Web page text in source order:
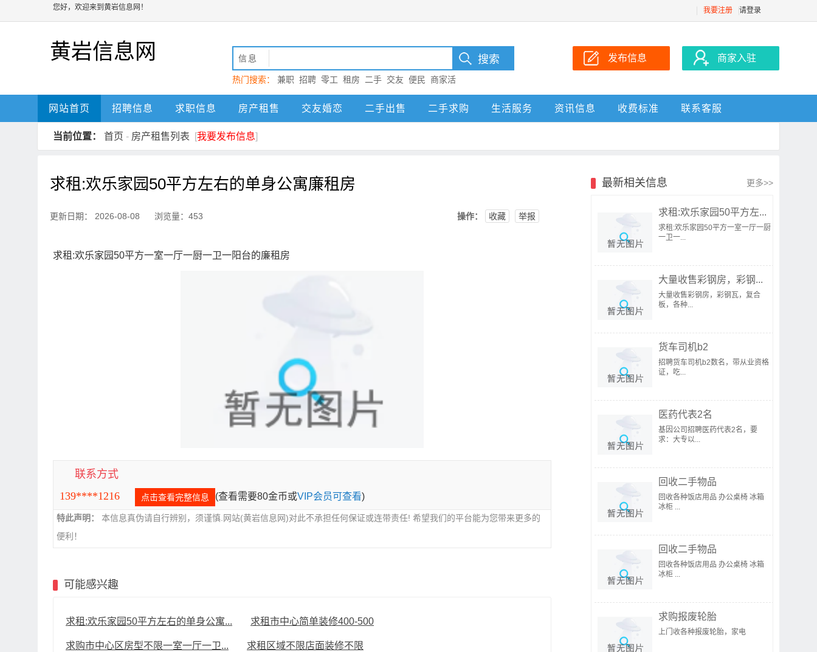
您好，欢迎来到黄岩信息网！ 我要注册 请登录
黄岩信息网 信息
热门搜索： 兼职 招聘 零工 租房 二手 交友 便民
商家活
动 黄岩
发布信息 商家入驻
网站首页 招聘信息 求职信息 房产租售 交友婚恋 二手出售 二手求购 生活服务 资讯信息 收费标准 联系客服
当前位置： 首页 - 房产租售列表 [我要发布信息]
求租:欢乐家园50平方左右的单身公寓廉租房
更新日期： 2026-08-08 浏览量：453 操作： 收藏 举报
求租:欢乐家园50平方一室一厅一厨一卫一阳台的廉租房
联系方式
139****1216
点击查看完整信息 (查看需要80金币或VIP会员可查看)
特此声明：
本信息真伪请自行辨别，须谨慎.网站(黄岩信息网)对此不承担任何保证或连带责任! 希望我们的平台能为您带来更多的
便利！
可能感兴趣
求租:欢乐家园50平方左右的单身公寓... 求租市中心简单装修400-500
求购市中心区房型不限一室一厅一卫... 求租区域不限店面装修不限
最新相关信息 更多>>
求租:欢乐家园50平方左...
求租:欢乐家园50平方一室一厅一厨
一卫一...
大量收售彩钢房，彩钢...
大量收售彩钢房，彩钢瓦，复合
板，各种...
货车司机b2
招聘货车司机b2数名，带从业资格
证，吃...
医药代表2名
基因公司招聘医药代表2名，要
求：大专以...
回收二手物品
回收各种饭店用品 办公桌椅 冰箱
冰柜 ...
回收二手物品
回收各种饭店用品 办公桌椅 冰箱
冰柜 ...
求购报废轮胎
上门收各种报废轮胎，家电